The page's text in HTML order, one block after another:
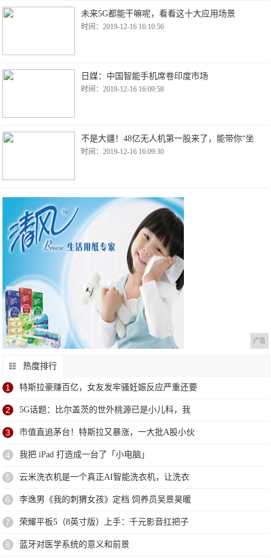
未来5G都能干嘛呢，看看这十大应用场景
时间：2019-12-16 16:10:56
日媒：中国智能手机席卷印度市场
时间：2019-12-16 16:09:58
不是大疆！48亿无人机第一股来了，能带你“坐
时间：2019-12-16 16:09:30
广告
热度排行
1 特斯拉豪赚百亿，女友发牢骚妊娠反应严重还要
2 5G话题：比尔盖茨的世外桃源已是小儿科，我
3 市值直追茅台！特斯拉又暴涨，一大批A股小伙
4 我把 iPad 打造成一台了「小电脑」
5 云米洗衣机是一个真正AI智能洗衣机，让洗衣
6 李逸男《我的刺猬女孩》定档 饲养员吴景昊暖
7 荣耀平板5（8英寸版）上手：千元影音扛把子
8 蓝牙对医学系统的意义和前景